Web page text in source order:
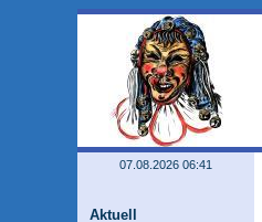
07.08.2026 06:41
Aktuell